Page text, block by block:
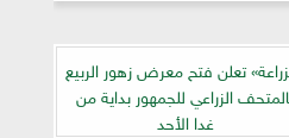
تعلن فتح معرض زهور الربيع
الزراعي للجمهور بداية من
غدا الأحد